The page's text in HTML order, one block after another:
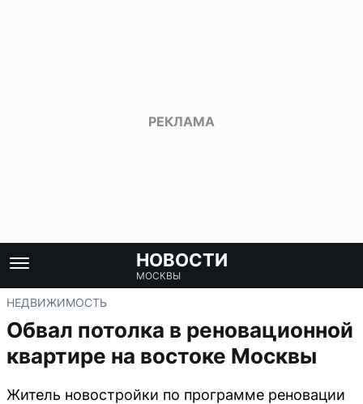
НОВОСТИ
МОСКВЫ
НЕДВИЖИМОСТЬ
Обвал потолка в реновационной
квартире на востоке Москвы
Житель новостройки по программе реновации